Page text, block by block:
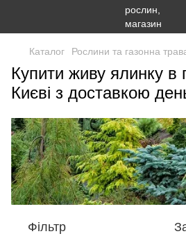
Каталог Рослини та газонна
Купити живу ялинку в
Києві з доставкою
Фільтр